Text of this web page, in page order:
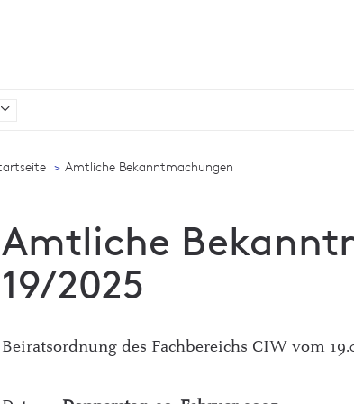
Amtliche Bekanntmachungen
Amtliche
19/2025
Beiratsordnung des Fachbereichs CIW vom